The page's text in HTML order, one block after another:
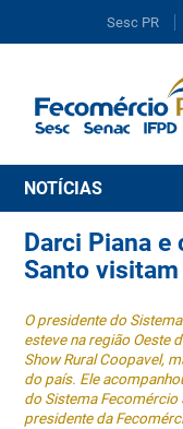
Sesc PR
NOTÍCIAS
Darci Piana
Santo visitam
O presidente do
esteve na região Oeste
Show Rural Coopavel,
do país. Ele
do Sistema Fecomércio
presidente da